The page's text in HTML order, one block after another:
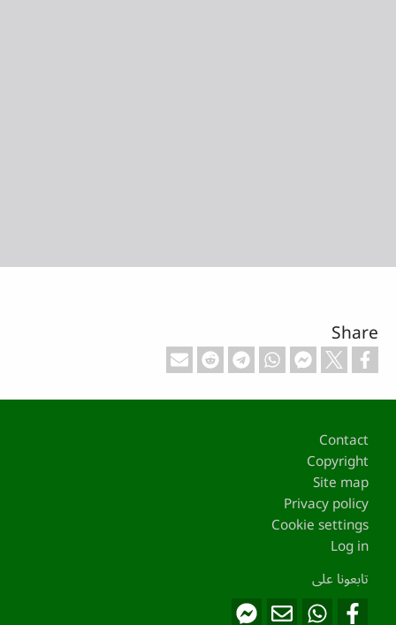
Share
Footer
Contact
Copyright
Site map
Privacy policy
Cookie settings
Log in
تابعونا على